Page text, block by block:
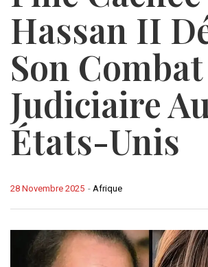
Hassan II
Son Combat
Judiciaire
États-Unis
- Afrique
28 Novembre 2025